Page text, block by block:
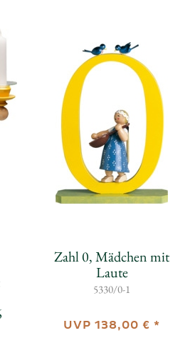
Zahl 0, Mädchen mit
Laute
5330/0-1
UVP 138,00 € *